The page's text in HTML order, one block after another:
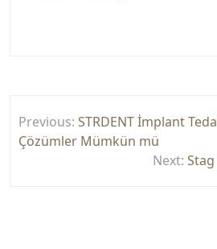
gezinmesi
Previous: STRDENT İmplant
Çözümler Mümkün mü
Next: Stag